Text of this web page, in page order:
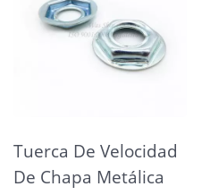
Tuerca De Velocidad
De Chapa Metálica